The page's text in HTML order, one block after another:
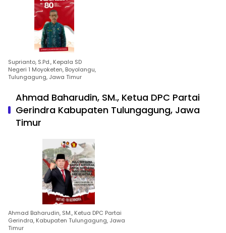
Suprianto, S.Pd., Kepala SD
Negeri 1 Moyoketen, Boyolangu,
Tulungagung, Jawa Timur
Ahmad Baharudin, SM., Ketua DPC Partai
Gerindra Kabupaten Tulungagung, Jawa
Timur
Ahmad Baharudin, SM., Ketua DPC Partai
Gerindra, Kabupaten Tulungagung, Jawa
Timur